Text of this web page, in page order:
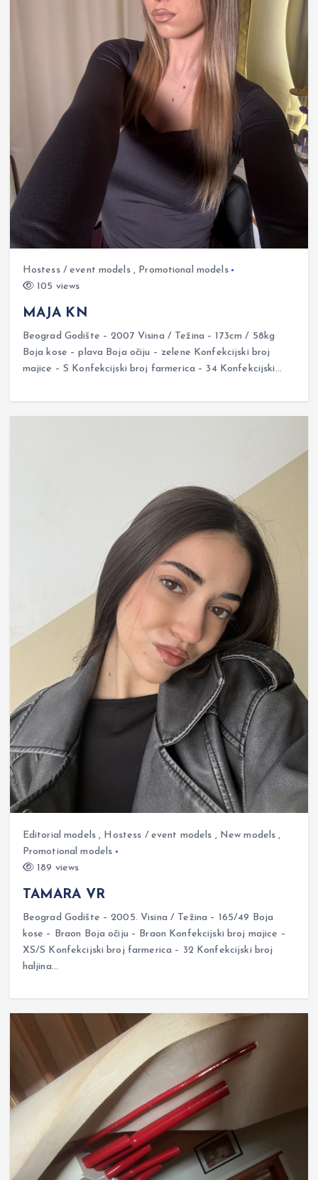
Hostess / event models, Promotional models
105 views
MAJA KN
Beograd Godište – 2007 Visina / Težina – 173cm / 58kg
Boja kose – plava Boja očiju – zelene Konfekcijski broj
majice – S Konfekcijski broj farmerica – 34 Konfekcijski…
Editorial models, Hostess / event models , New models ,
Promotional models
189 views
TAMARA VR
Beograd Godište – 2005. Visina / Težina – 165/49 Boja
kose – Braon Boja očiju – Braon Konfekcijski broj majice –
XS/S Konfekcijski broj farmerica – 32 Konfekcijski broj
haljina…